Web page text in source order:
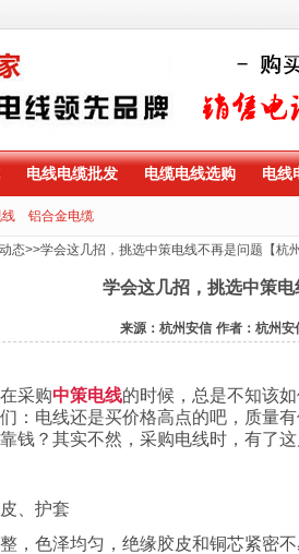
电线电缆批发 电缆电线选购 电线
铝合金电缆
态>>学会这几招，挑选中策电线不再是问题【杭州
学会这几招，挑选中策电
来源：杭州安信 作者：杭州安
采购中策电线的时候，总是不知该
：电线还是买价格高点的吧，质量
钱？其实不然，采购电线时，有了
、护套
，色泽均匀，绝缘胶皮和铜芯紧密